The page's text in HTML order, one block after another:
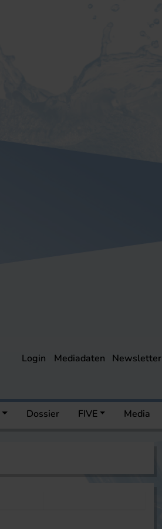
Login Mediadaten Newsletter
Dossier FIVE Media